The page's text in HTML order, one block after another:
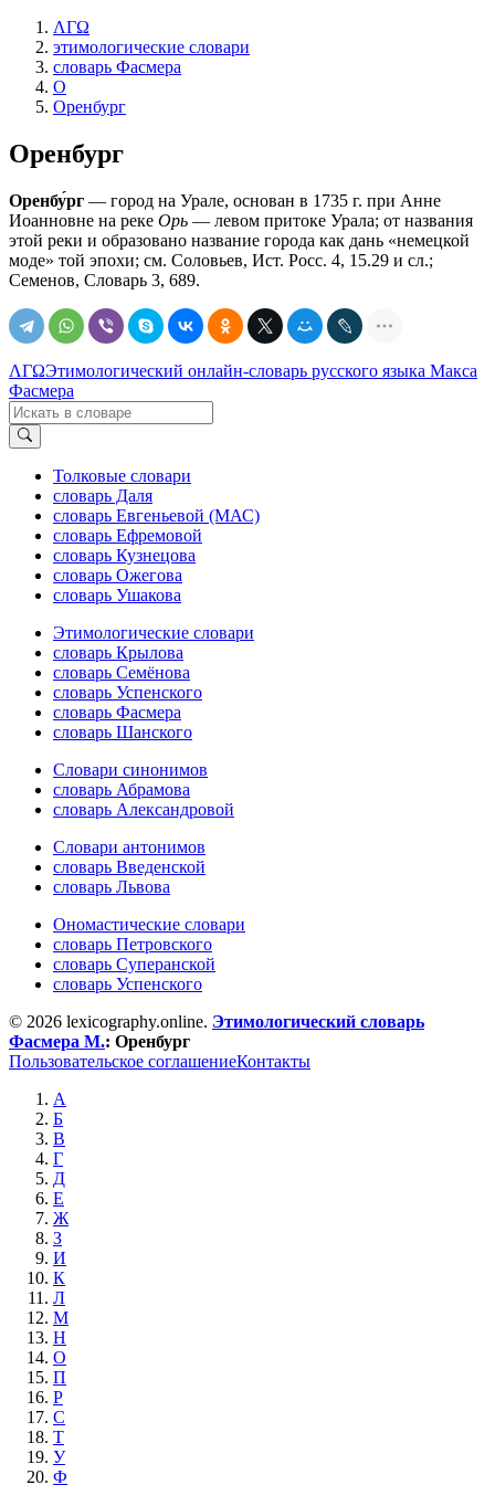
ΛΓΩ
этимологические словари
словарь Фасмера
О
Оренбург
Оренбург
Оренбу́рг — город на Урале, основан в 1735 г. при Анне
Иоанновне на реке Орь — левом притоке Урала; от названия
этой реки и образовано название города как дань «немецкой
моде» той эпохи; см. Соловьев, Ист. Росс. 4, 15.29 и сл.;
Семенов, Словарь 3, 689.
ΛΓΩЭтимологический онлайн-словарь русского языка Макса
Фасмера
Толковые словари
словарь Даля
словарь Евгеньевой (МАС)
словарь Ефремовой
словарь Кузнецова
словарь Ожегова
словарь Ушакова
Этимологические словари
словарь Крылова
словарь Семёнова
словарь Успенского
словарь Фасмера
словарь Шанского
Словари синонимов
словарь Абрамова
словарь Александровой
Словари антонимов
словарь Введенской
словарь Львова
Ономастические словари
словарь Петровского
словарь Суперанской
словарь Успенского
© 2026 lexicography.online. Этимологический словарь
Фасмера М.: Оренбург
Пользовательское соглашениеКонтакты
А
Б
В
Г
Д
Е
Ж
З
И
К
Л
М
Н
О
П
Р
С
Т
У
Ф